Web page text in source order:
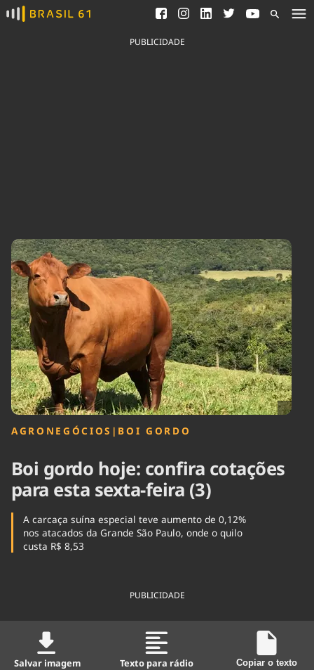
Ver todas as notícias
Saneamento
Indicadores
Agronegócios
Brasil
Brasil Mineral
Ciência &
Tecnologia
Cinema
Comportamento
Cultura
Economia
Educação
Infraestrutura
Internacional
Meio Ambiente
Podcast
Política
Saúde
Tempo
PUBLICIDADE
AGRONEGÓCIOS | BOI GORDO
Boi gordo hoje: confira cotações
para esta sexta-feira (3)
A carcaça suína especial teve aumento de 0,12%
nos atacados da Grande São Paulo, onde o quilo
custa R$ 8,53
PUBLICIDADE
Salvar imagem Texto para rádio Copiar o texto